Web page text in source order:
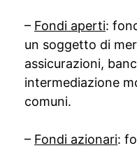
– Fondi aperti:
un soggetto di
assicurazioni,
intermediazione
comuni.
– Fondi azionari: